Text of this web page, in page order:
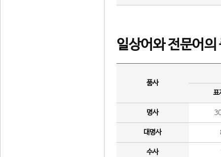
일상어와 전문어의
품사
표
명사
대명사
수사